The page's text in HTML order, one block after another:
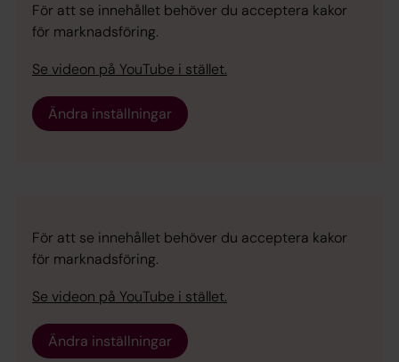
För att se innehållet behöver du acceptera kakor
för marknadsföring.
Se videon på YouTube i stället.
Ändra inställningar
För att se innehållet behöver du acceptera kakor
för marknadsföring.
Se videon på YouTube i stället.
Ändra inställningar